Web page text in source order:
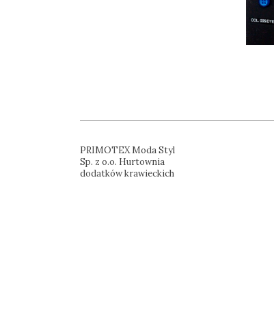
PRIMOTEX Moda Styl
Sp. z o.o. Hurtownia
dodatków krawieckich